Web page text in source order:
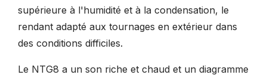
supérieure à l'humidité et à la condensation, le
rendant adapté aux tournages en extérieur dans
des conditions difficiles.
Le NTG8 a un son riche et chaud et un diagramme